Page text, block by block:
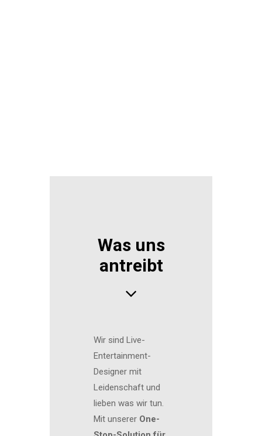
Was uns
antreibt
Wir sind Live-
Entertainment-
Designer mit
Leidenschaft und
lieben was wir tun.
Mit unserer One-